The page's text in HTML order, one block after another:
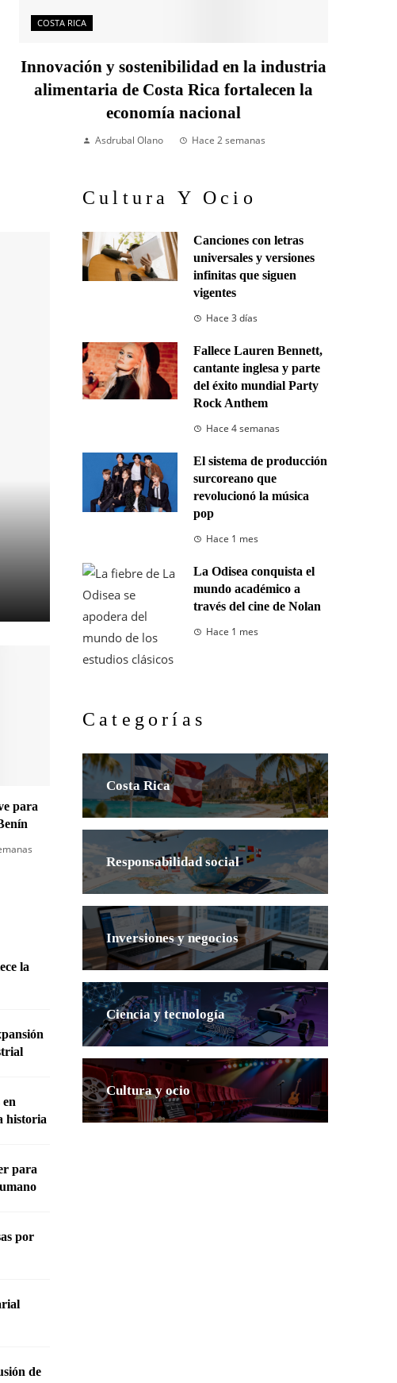
COSTA RICA
Innovación y sostenibilidad en la industria
alimentaria de Costa Rica fortalecen la
economía nacional
Asdrubal Olano Hace 2 semanas
para
la
historia
para
por
de
Cultura Y Ocio
Canciones con letras
universales y versiones
infinitas que siguen
vigentes
Hace 3 días
Fallece Lauren Bennett,
cantante inglesa y parte
del éxito mundial Party
Rock Anthem
Hace 4 semanas
El sistema de producción
surcoreano que
revolucionó la música
pop
Hace 1 mes
La Odisea conquista el
mundo académico a
través del cine de Nolan
Hace 1 mes
Categorías
Costa Rica
Responsabilidad social
Inversiones y negocios
Ciencia y tecnología
Cultura y ocio